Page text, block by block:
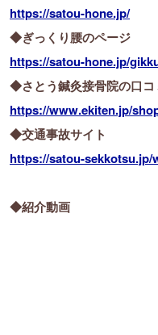
https://satou-hone.jp/
◆ぎっくり腰のページ
https://satou-hone.jp/
◆さとう鍼灸接骨院の口コ
https://www.ekiten.jp/
◆交通事故サイト
https://satou-sekkotsu.jp/
◆紹介動画